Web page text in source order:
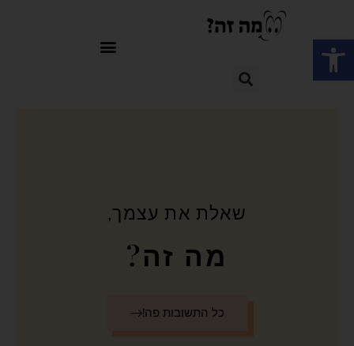
פתח סרגל נגישות
שאלת את עצמך,
מה זה?
כל התשובות פה!